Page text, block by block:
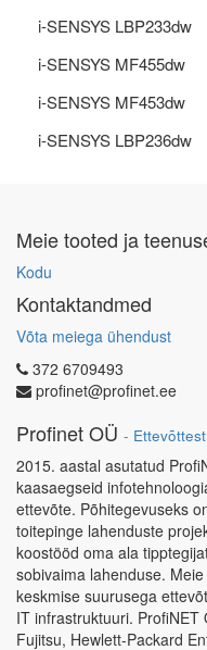
i-SENSYS LBP233dw
i-SENSYS MF455dw
i-SENSYS MF453dw
i-SENSYS LBP236dw
Meie tooted ja
Kodu
Kontaktandmed
Võta meiega ühendust
372 6709493
profinet@profinet.ee
Profinet OÜ - Ettevõttest
2015. aastal asutatud
kaasaegseid
ettevõte. Põhitegevuseks
toitepinge lahenduste
koostööd oma ala
sobivaima lahenduse.
keskmise suurusega
IT infrastruktuuri. ProfiNET
Fujitsu, Hewlett-Packard